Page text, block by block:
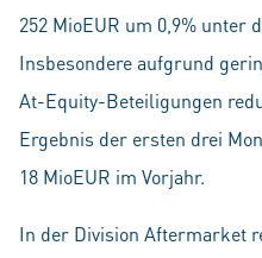
252 MioEUR um 0,9% unter
Insbesondere aufgrund
At-Equity-Beteiligungen
Ergebnis der ersten drei
18 MioEUR im Vorjahr.
In der Division Aftermarket